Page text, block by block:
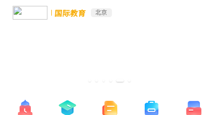
国际教育 北京